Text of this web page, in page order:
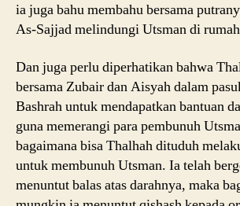
ia juga bahu membahu bersama
As-Sajjad melindungi Utsman di
Dan juga perlu diperhatikan bahwa
bersama Zubair dan Aisyah dalam
Bashrah untuk mendapatkan bantuan
guna memerangi para pembunuh
bagaimana bisa Thalhah dituduh
untuk membunuh Utsman. Ia telah
menuntut balas atas darahnya, maka